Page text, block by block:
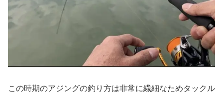
この時期のアジングの釣り方は非常に繊細なためタックル